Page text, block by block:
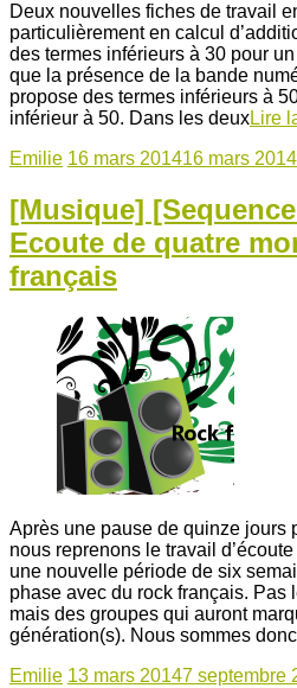
Deux nouvelles fiches de travail
particulièrement en calcul
des termes inférieurs à 30 pour
que la présence de la bande
propose des termes inférieurs à
inférieur à 50. Dans les deuxLire
Emilie 16 mars 201416 mars 2014
[Musique]
Ecoute de quatre
français
Après une pause de quinze jours
nous reprenons le travail
une nouvelle période de six
phase avec du rock français. Pas
mais des groupes qui auront
génération(s). Nous sommes
Emilie 13 mars 20147 septembre